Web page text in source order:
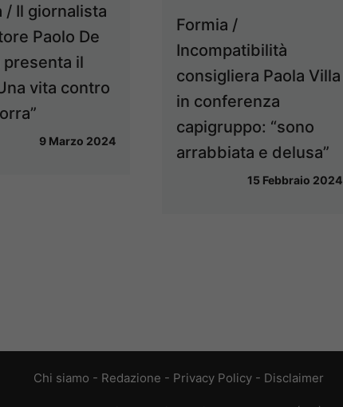
/ Il giornalista
Paolo De
presenta il
vita contro
9 Marzo 2024
Formia /
Incompatibilità
consigliera Paola Villa
in conferenza
capigruppo: “sono
arrabbiata e delusa”
15 Febbraio 2024
Chi siamo - Redazione - Privacy Policy - Disclaimer